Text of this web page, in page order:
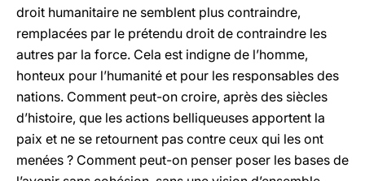
droit humanitaire ne semblent plus contraindre,
remplacées par le prétendu droit de contraindre les
autres par la force. Cela est indigne de l’homme,
honteux pour l’humanité et pour les responsables des
nations. Comment peut-on croire, après des siècles
d’histoire, que les actions belliqueuses apportent la
paix et ne se retournent pas contre ceux qui les ont
menées ? Comment peut-on penser poser les bases de